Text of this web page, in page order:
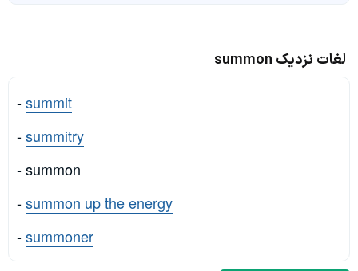
لغات نزدیک summon
-summit
-summitry
- summon
-summon up the energy
-summoner